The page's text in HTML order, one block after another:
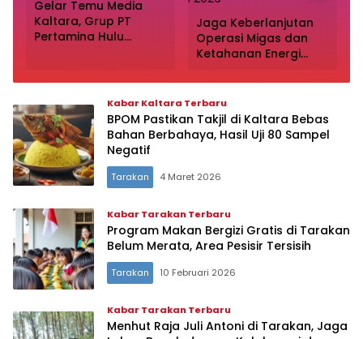
Gelar Temu Media
Kaltara, Grup PT
Pertamina Hulu
Tentang Industri Hulu
Jaga Keberlanjutan
Operasi Migas dan
Ketahanan Energi
Pertamina Hulu
Indonesia Lampaui
Target Produksi
Semester I 2026‎
Kabar Kaltara Terbaru
BPOM Pastikan Takjil di Kaltara Bebas
Bahan Berbahaya, Hasil Uji 80 Sampel
Negatif
Tarakan 4 Maret 2026
Kabar Tarakan Terbaru
Program Makan Bergizi Gratis di Tarakan
Belum Merata, Area Pesisir Tersisih
Tarakan 10 Februari 2026
Kabar Tarakan Terbaru
Menhut Raja Juli Antoni di Tarakan, Jaga